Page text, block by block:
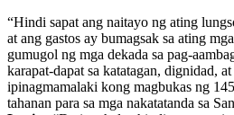
“Hindi sapat ang naitayo ng ating
at ang gastos ay bumagsak sa ating
gumugol ng mga dekada sa pag-
karapat-dapat sa katatagan, dignidad,
ipinagmamalaki kong magbukas ng
tahanan para sa mga nakatatanda sa